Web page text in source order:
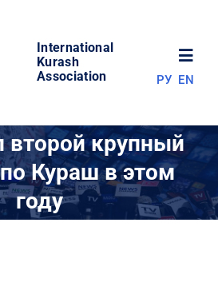
International
Kurash
Association
РУ EN
второй крупный
Кураш в этом
году